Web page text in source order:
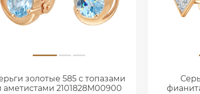
золотые 585 с топазами
аметистами 2101828М00900